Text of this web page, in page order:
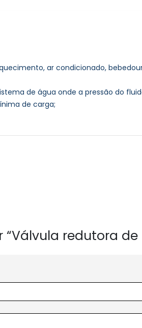
ar condicionado,
de água onde a pressão do
de carga;
redutora de